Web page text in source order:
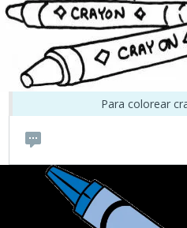
Para colorear